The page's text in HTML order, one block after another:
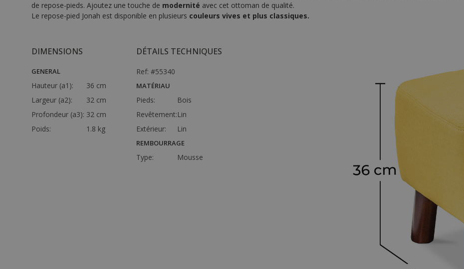
de repose-pieds. Ajoutez une touche de modernité avec cet ottoman de qualité.
Le repose-pied Jonah est disponible en plusieurs couleurs vives et plus classiques.
DIMENSIONS
GENERAL
Hauteur (a1):
36 cm
Largeur (a2):
32 cm
Profondeur (a3): 32 cm
Poids:
1.8 kg
DÉTAILS TECHNIQUES
Ref: #55340
MATÉRIAU
Pieds:
Bois
Revêtement:Lin
Extérieur:
Lin
REMBOURRAGE
Type: Mousse